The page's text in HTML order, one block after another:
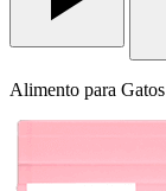
Alimento para Gatos